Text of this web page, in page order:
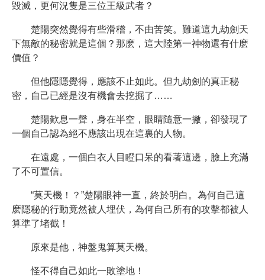
毀滅，更何況隻是三位王級武者？
楚陽突然覺得有些滑稽，不由苦笑。難道這九劫劍天
下無敵的秘密就是這個？那麽，這大陸第一神物還有什麽
價值？
但他隱隱覺得，應該不止如此。但九劫劍的真正秘
密，自己已經是沒有機會去挖掘了……
楚陽歎息一聲，身在半空，眼睛隨意一撇，卻發現了
一個自己認為絕不應該出現在這裏的人物。
在遠處，一個白衣人目瞪口呆的看著這邊，臉上充滿
了不可置信。
“莫天機！？”楚陽眼神一直，終於明白。為何自己這
麽隱秘的行動竟然被人埋伏，為何自己所有的攻擊都被人
算準了堵截！
原來是他，神盤鬼算莫天機。
怪不得自己如此一敗塗地！